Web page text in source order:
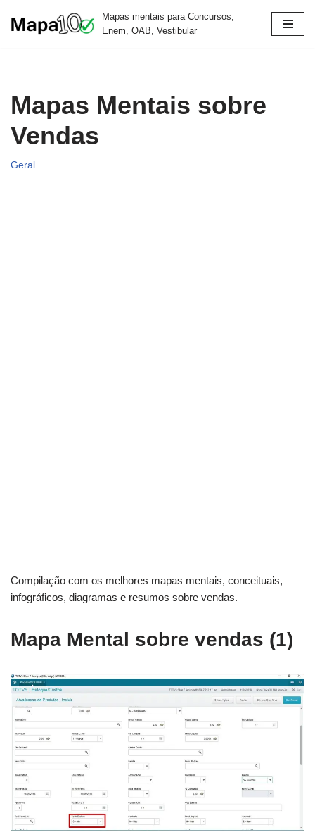
Mapas mentais para Concursos,
Enem, OAB, Vestibular
Mapas Mentais sobre
Vendas
Geral
Compilação com os melhores mapas mentais, conceituais,
infográficos, diagramas e resumos sobre vendas.
Mapa Mental sobre vendas (1)